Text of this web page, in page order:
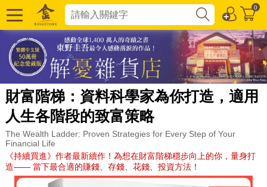
0
財富階梯：資料科學家為你打造，適用
人生各階段的致富策略
The Wealth Ladder: Proven Strategies for Every Step of Your
Financial Life
《持續買進》作者最新續作！為想在財富階梯穩步向上的你，量身打
造—— 當下最合適的賺錢、存錢、花錢、投資方法！